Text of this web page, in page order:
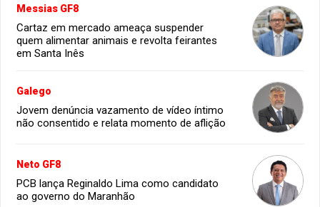
Messias GF8
Cartaz em mercado ameaça suspender
quem alimentar animais e revolta feirantes
em Santa Inês
Galego
Jovem denúncia vazamento de vídeo íntimo
não consentido e relata momento de aflição
Neto GF8
PCB lança Reginaldo Lima como candidato
ao governo do Maranhão